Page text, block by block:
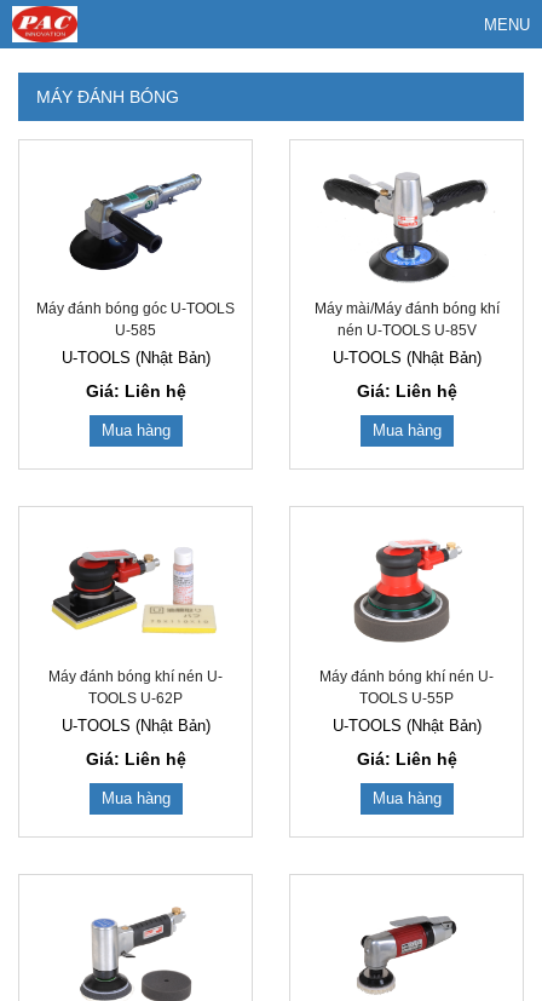
MENU
MÁY ĐÁNH BÓNG
Máy đánh bóng góc U-TOOLS
U-585
U-TOOLS (Nhật Bản)
Giá: Liên hệ
Mua hàng
Máy mài/Máy đánh bóng khí
nén U-TOOLS U-85V
U-TOOLS (Nhật Bản)
Giá: Liên hệ
Mua hàng
Máy đánh bóng khí nén U-
TOOLS U-62P
U-TOOLS (Nhật Bản)
Giá: Liên hệ
Mua hàng
Máy đánh bóng khí nén U-
TOOLS U-55P
U-TOOLS (Nhật Bản)
Giá: Liên hệ
Mua hàng